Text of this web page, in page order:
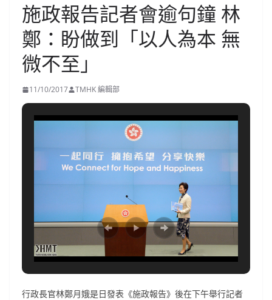
施政報告記者會逾句鐘 林
鄭：盼做到「以人為本 無
微不至」
11/10/2017 TMHK 編輯部
行政長官林鄭月娥是日發表《施政報告》後在下午舉行記者